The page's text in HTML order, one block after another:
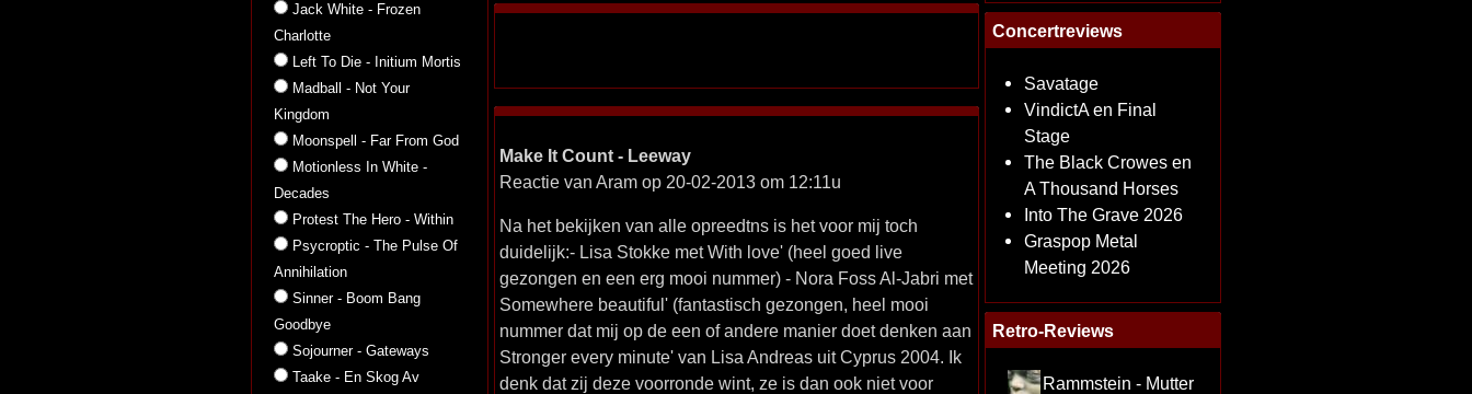
Jack White - Frozen
Charlotte
Left To Die - Initium Mortis
Madball - Not Your
Kingdom
Moonspell - Far From God
Motionless In White -
Decades
Protest The Hero - Within
Psycroptic - The Pulse Of
Annihilation
Sinner - Boom Bang
Goodbye
Sojourner - Gateways
Taake - En Skog Av
Make It Count - Leeway
Reactie van Aram op 20-02-2013 om 12:11u
Na het bekijken van alle opreedtns is het voor mij toch
duidelijk:- Lisa Stokke met With love' (heel goed live
gezongen en een erg mooi nummer) - Nora Foss Al-Jabri met
Somewhere beautiful' (fantastisch gezongen, heel mooi
nummer dat mij op de een of andere manier doet denken aan
Stronger every minute' van Lisa Andreas uit Cyprus 2004. Ik
denk dat zij deze voorronde wint, ze is dan ook niet voor
Concertreviews
Savatage
VindictA en Final
Stage
The Black Crowes en
A Thousand Horses
Into The Grave 2026
Graspop Metal
Meeting 2026
Retro-Reviews
Rammstein - Mutter